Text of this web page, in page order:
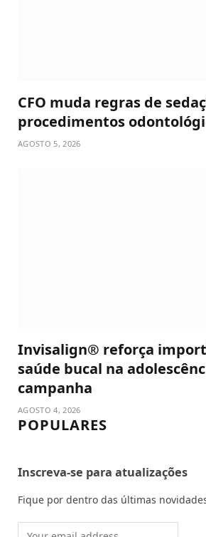
CFO muda regras de
procedimentos
AGOSTO 5, 2026
Invisalign® reforça
saúde bucal na
campanha
AGOSTO 4, 2026
POPULARES
Inscreva-se para atualizações
Fique por dentro das últimas